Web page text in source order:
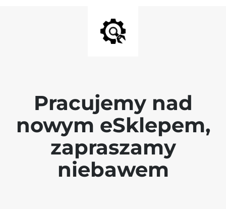
Pracujemy nad
nowym eSklepem,
zapraszamy
niebawem